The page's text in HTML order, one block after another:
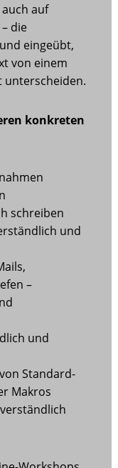
auf
die
eingeübt,
von einem
unterscheiden.
konkreten
schreiben
und
–
und
Standard-
Makros